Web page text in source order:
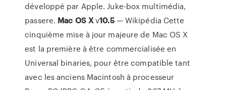
développé par Apple. Juke-box multimédia,
passere. Mac OS Xv10.5— Wikipédia Cette
cinquième mise à jour majeure de Mac OS X
est la première à être commercialisée en
Universal binaries, pour être compatible tant
avec les anciens Macintosh à processeur